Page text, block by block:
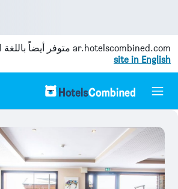
ar.hotelscombined.com متوفر أيضاً باللغة
site in English